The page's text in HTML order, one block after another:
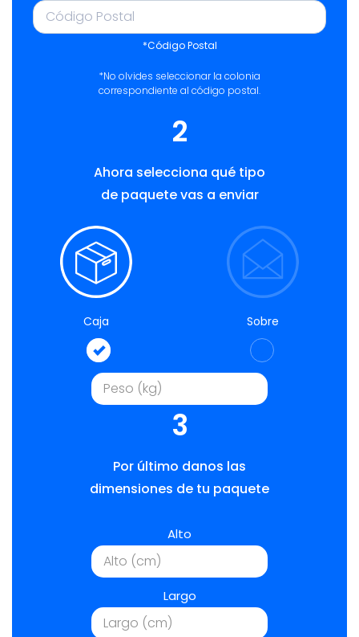
*Código Postal
*No olvides seleccionar la colonia
correspondiente al código postal.
2
Ahora selecciona qué tipo
de paquete vas a enviar
Caja Sobre
3
Por último danos las
dimensiones de tu paquete
Alto
Largo